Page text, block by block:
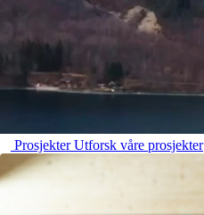
ProsjekterUtforsk våre prosjekter